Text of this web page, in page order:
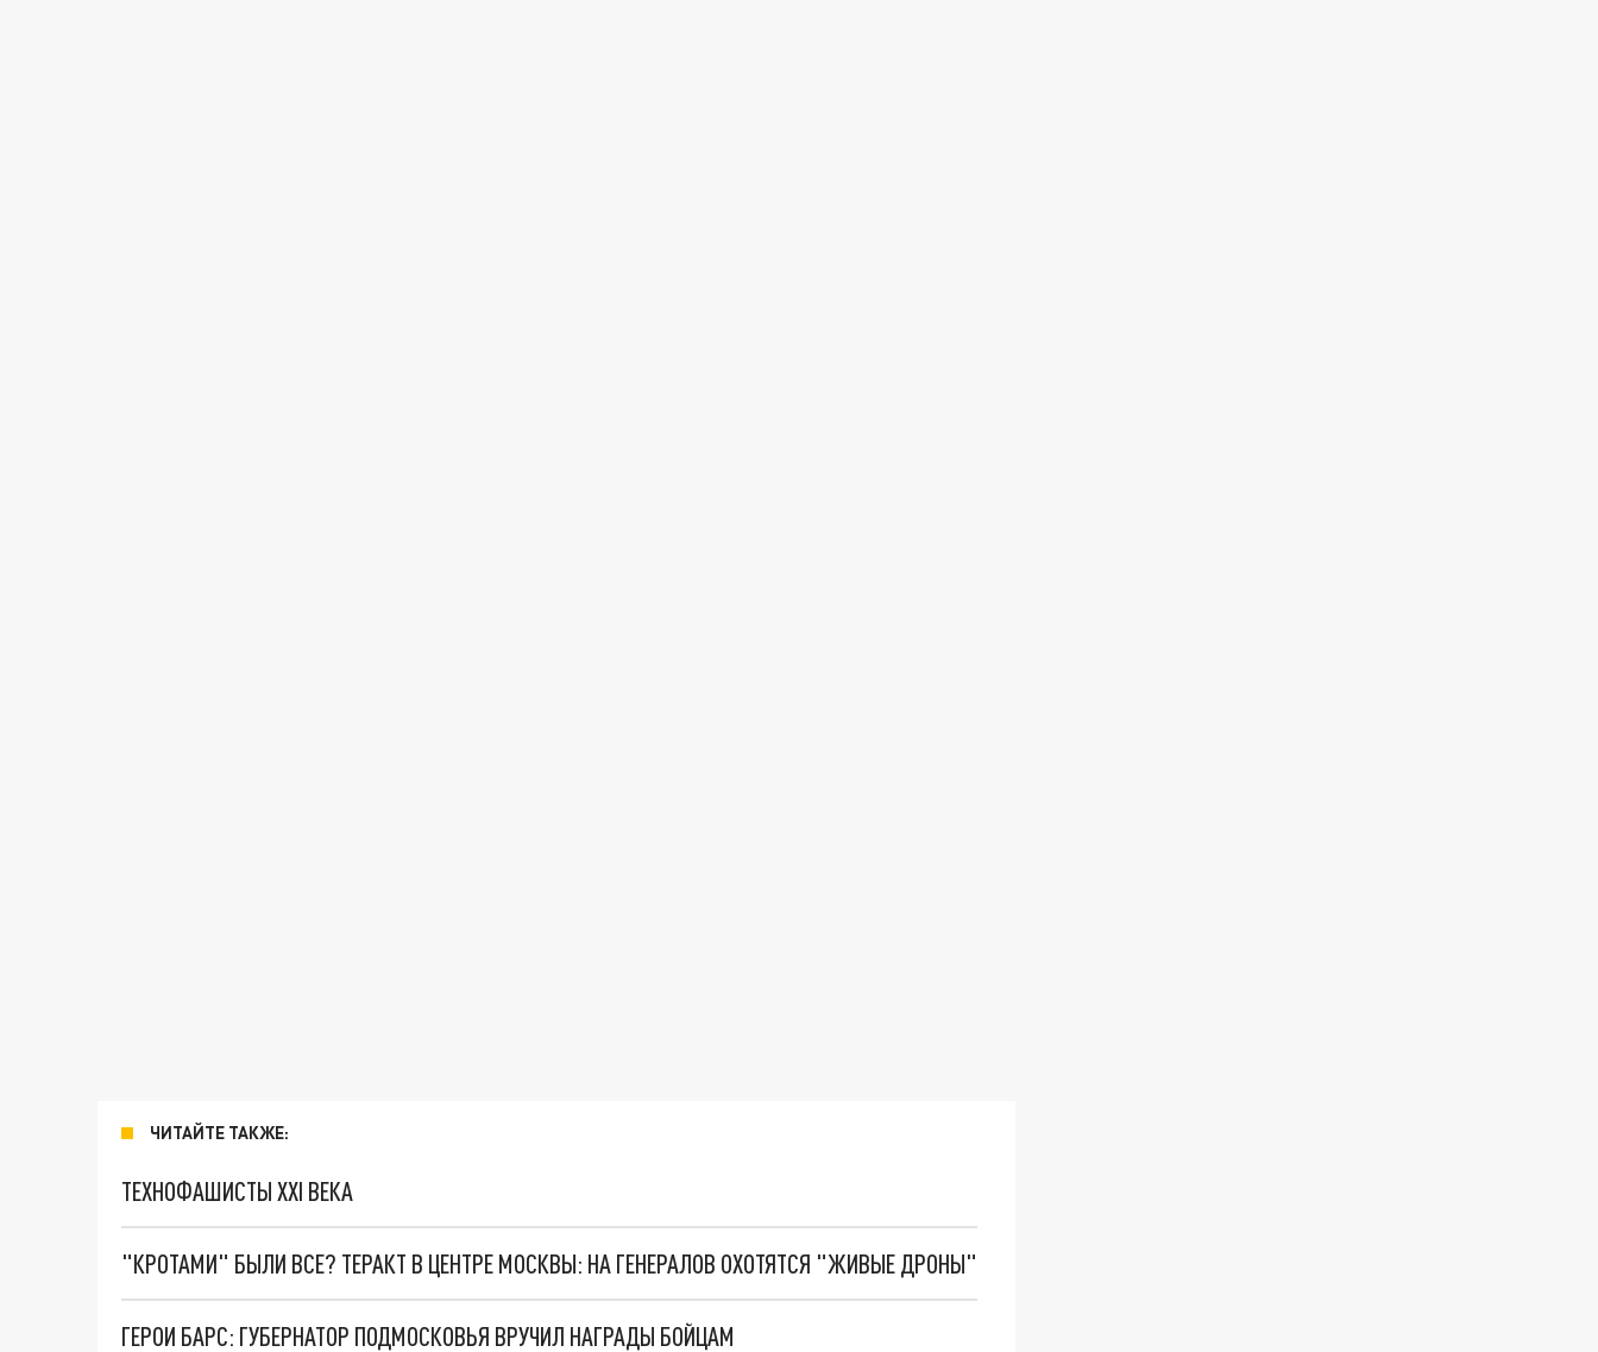
ЧИТАЙТЕ ТАКЖЕ:
ТЕХНОФАШИСТЫ XXI ВЕКА
"КРОТАМИ" БЫЛИ ВСЕ? ТЕРАКТ В ЦЕНТРЕ МОСКВЫ: НА ГЕНЕРАЛОВ ОХОТЯТСЯ "ЖИВЫЕ ДРОНЫ"
ГЕРОИ БАРС: ГУБЕРНАТОР ПОДМОСКОВЬЯ ВРУЧИЛ НАГРАДЫ БОЙЦАМ